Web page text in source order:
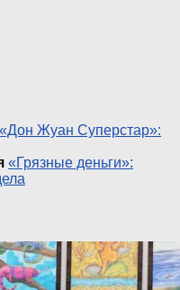
«Дон Жуан Суперстар»:
«Грязные деньги»: